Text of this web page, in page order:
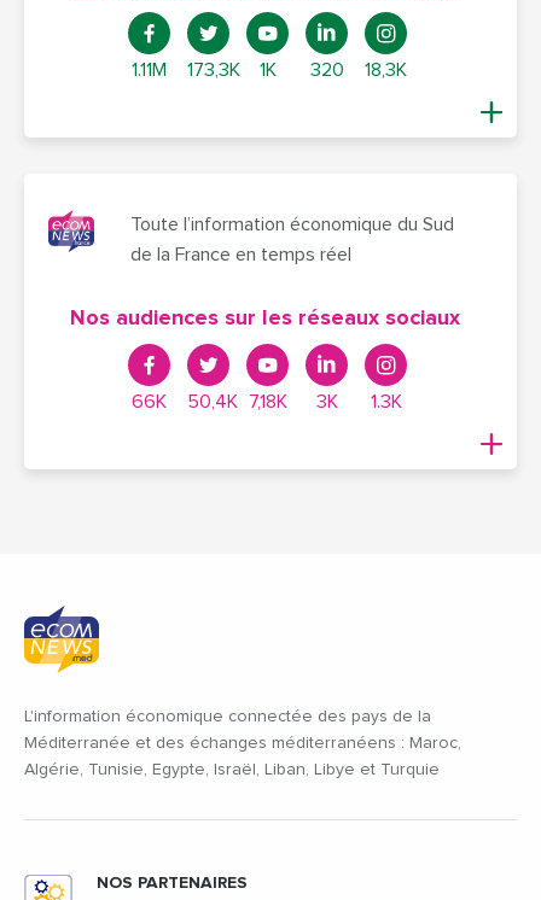
1.11M 173,3K 1K 320 18,3K
Toute l’information économique du Sud
de la France en temps réel
Nos audiences sur les réseaux sociaux
66K 50,4K 7,18K 3K 1.3K
L'information économique connectée des pays de la
Méditerranée et des échanges méditerranéens : Maroc,
Algérie, Tunisie, Egypte, Israël, Liban, Libye et Turquie
NOS PARTENAIRES